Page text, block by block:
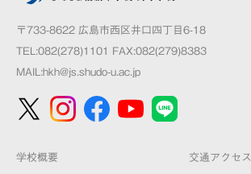
〒733-8622 広島市西区井口四丁目6-18
TEL:082(278)1101 FAX:082(279)8383
MAIL:hkh@js.shudo-u.ac.jp
学校概要 交通アクセス